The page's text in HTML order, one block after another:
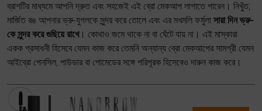
ব্রাশটির মাধ্যমে আপনি দ্রুত এবং সহজেই এই ব্রো মেকআপ লাগাতে পারেন। নিখুঁত,
মার্জিত রঙ আপনার ভ্রু-যুগলকে সুন্দর করে তোলে এবং এর মখমলি ফর্মুলা সারা দিন ভ্রু-
কে সুন্দর করে গুছিয়ে রাখে। কোথাও জমে থাকে না বা ঘেঁটে যায় না। এই মাস্কারা
একক প্রসাধনী হিসেবে যেমন কাজ করে তেমনি অন্যান্য ব্রো মেকআপের সামগ্রী যেমন
আইব্রো পেনসিল, পাউডার বা পোমেডের সঙ্গে পরিপূরক হিসেবেও দারুন কাজ করে।